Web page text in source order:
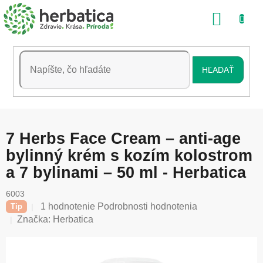
Prejsť
na
obsah
HĽADAŤ
7 Herbs Face Cream – anti-age
bylinný krém s kozím kolostrom
a 7 bylinami – 50 ml - Herbatica
6003
Tip
Priemerné
hodnotenie
1 hodnotenie Podrobnosti hodnotenia
Značka: Herbatica